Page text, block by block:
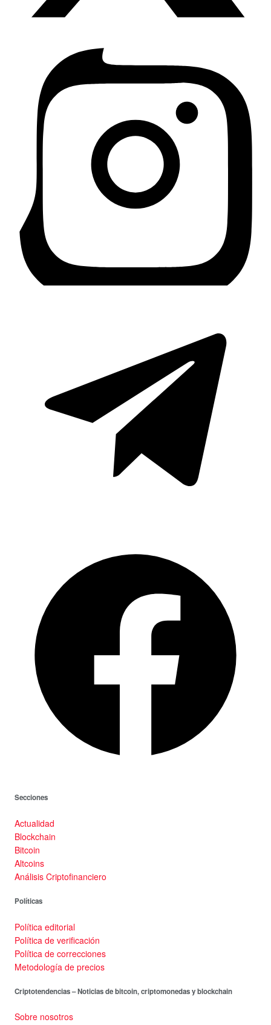
Secciones
Actualidad
Blockchain
Bitcoin
Altcoins
Análisis Criptofinanciero
Políticas
Política editorial
Política de verificación
Política de correcciones
Metodología de precios
Criptotendencias – Noticias de bitcoin, criptomonedas y blockchain
Sobre nosotros